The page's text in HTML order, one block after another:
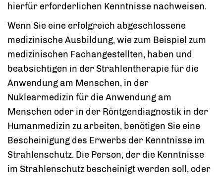
hierfür erforderlichen Kenntnisse nachweisen.
Wenn Sie eine erfolgreich abgeschlossene
medizinische Ausbildung, wie zum Beispiel zum
medizinischen Fachangestellten, haben und
beabsichtigen in der Strahlentherapie für die
Anwendung am Menschen, in der
Nuklearmedizin für die Anwendung am
Menschen oder in der Röntgendiagnostik in der
Humanmedizin zu arbeiten, benötigen Sie eine
Bescheinigung des Erwerbs der Kenntnisse im
Strahlenschutz. Die Person, der die Kenntnisse
im Strahlenschutz bescheinigt werden soll, oder